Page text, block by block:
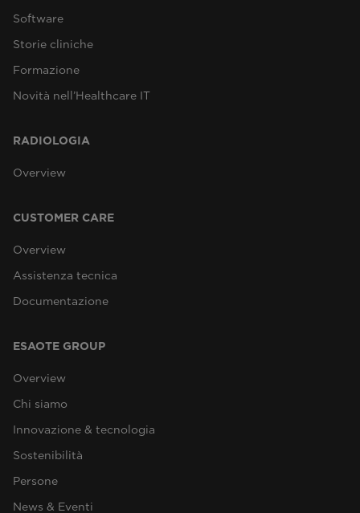
Software
Storie cliniche
Formazione
Novità nell’Healthcare IT
RADIOLOGIA
Overview
CUSTOMER CARE
Overview
Assistenza tecnica
Documentazione
ESAOTE GROUP
Overview
Chi siamo
Innovazione & tecnologia
Sostenibilità
Persone
News & Eventi